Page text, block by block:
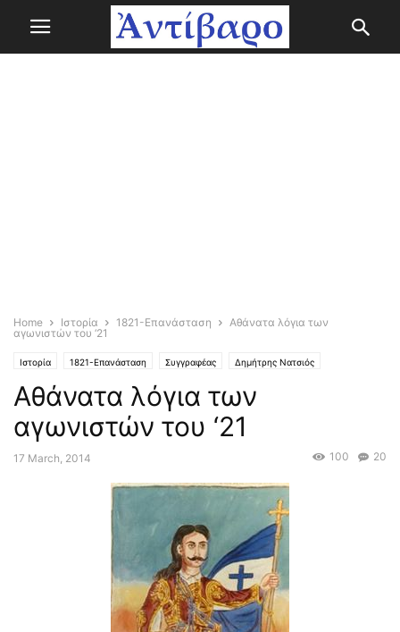
Home Ιστορία 1821-Επανάσταση
Αθάνατα λόγια των
αγωνιστών του ‘21
Ιστορία 1821-Επανάσταση Συγγραφέας Δημήτρης Νατσιός
Αθάνατα λόγια των
αγωνιστών του ‘21
17 March, 2014 20
100